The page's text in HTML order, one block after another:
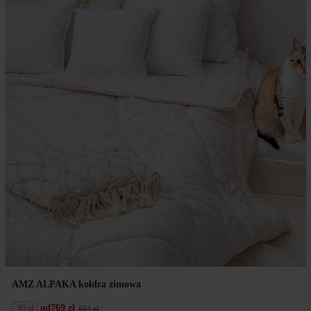
AMZ ALPAKA kołdra zimowa
od 864 zł
769 zł
-95 zł